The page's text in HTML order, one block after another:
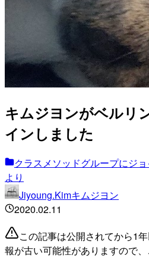
キムジヨンがベルリ
インしました
クラスメソッドグループにジ
より
Jiyoung.Kimキムジヨン
2020.02.11
この記事は公開されてから1
報が古い可能性がありますので、